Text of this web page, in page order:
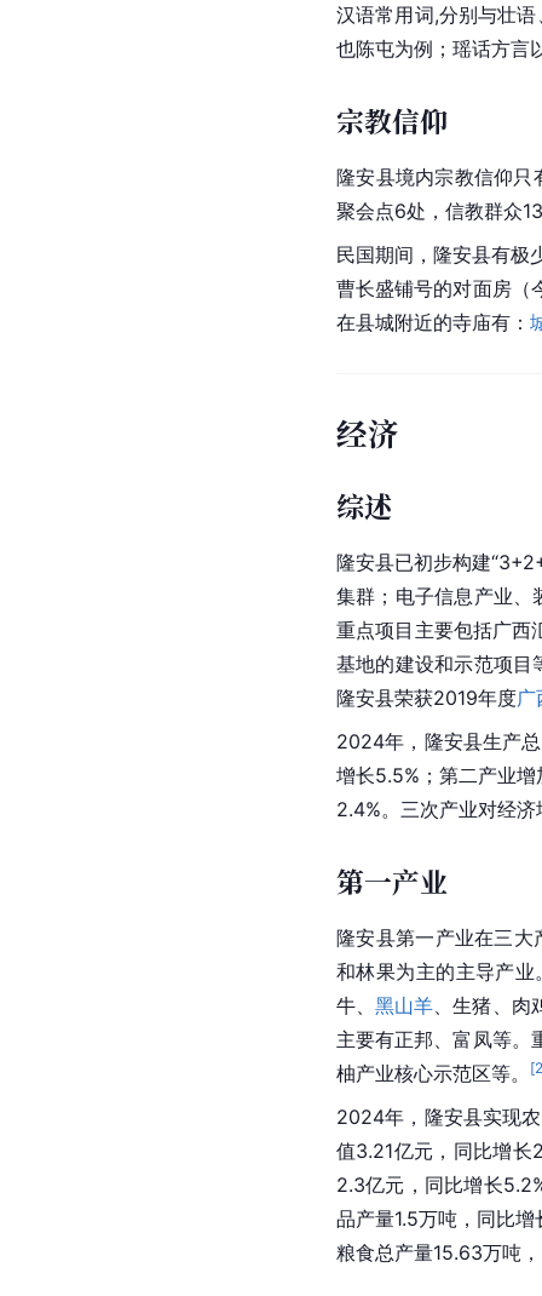
汉语常用词,分别与壮
也陈屯为例；瑶话方言
宗教信仰
隆安县境内宗教信仰只
聚会点6处，信教群众
民国期间，隆安县有极
曹长盛铺号的对面房（
在县城附近的寺庙有：
经济
综述
隆安县已初步构建
集群；电子信息产业、
重点项目主要包括广西
基地的建设和示范项目
隆安县荣获2019年度广
2024年，隆安县生产
增长5.5%；第二产业
2.4%。三次产业对经
第一产业
隆安县第一产业在三
和林果为主的主导产
牛、黑山羊、生猪、肉
主要有正邦、富凤等。
柚产业核心示范区等。
[
2024年，隆安县实现
值3.21亿元，同比增长
2.3亿元，同比增长
品产量1.5万吨，同比
粮食总产量15.63万吨